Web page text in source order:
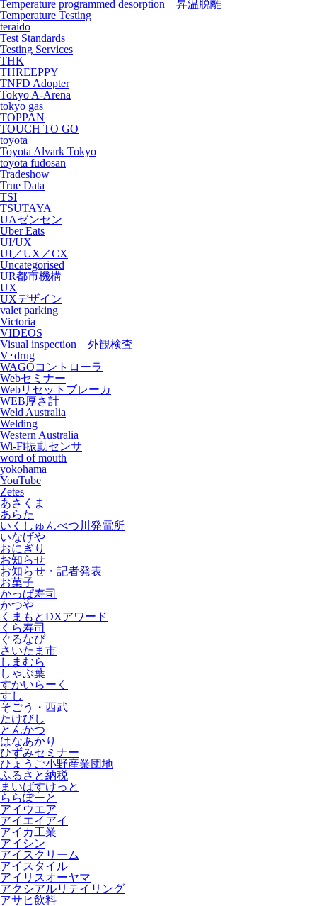
Temperature programmed desorption 昇温脱離
Temperature Testing
teraido
Test Standards
Testing Services
THK
THREEPPY
TNFD Adopter
Tokyo A-Arena
tokyo gas
TOPPAN
TOUCH TO GO
toyota
Toyota Alvark Tokyo
toyota fudosan
Tradeshow
True Data
TSI
TSUTAYA
UAゼンセン
Uber Eats
UI/UX
UI／UX／CX
Uncategorised
UR都市機構
UX
UXデザイン
valet parking
Victoria
VIDEOS
Visual inspection 外観検査
V･drug
WAGOコントローラ
Webセミナー
Webリセットブレーカ
WEB厚さ計
Weld Australia
Welding
Western Australia
Wi-Fi振動センサ
word of mouth
yokohama
YouTube
Zetes
あさくま
あらた
いくしゅんべつ川発電所
いなげや
おにぎり
お知らせ
お知らせ・記者発表
お菓子
かっぱ寿司
かつや
くまもとDXアワード
くら寿司
ぐるなび
さいたま市
しまむら
しゃぶ葉
すかいらーく
すし
そごう・西武
たけびし
とんかつ
はなあかり
ひずみセミナー
ひょうご小野産業団地
ふるさと納税
まいばすけっと
ららぽーと
アイウエア
アイエイアイ
アイカ工業
アイシン
アイスクリーム
アイスタイル
アイリスオーヤマ
アクシアルリテイリング
アサヒ飲料